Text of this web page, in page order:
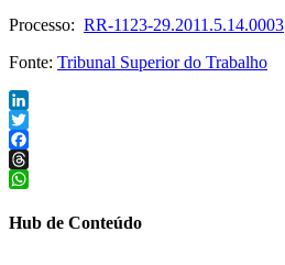
Processo: RR-1123-29.2011.5.14.0003
Fonte: Tribunal Superior do Trabalho
LinkedIn
Twitter
Facebook
Threads
Hub de Conteúdo